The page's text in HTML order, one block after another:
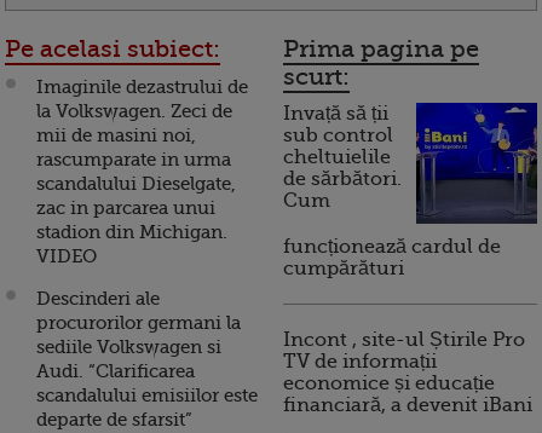
Pe acelasi subiect:
Imaginile dezastrului de
la Volkswagen. Zeci de
mii de masini noi,
rascumparate in urma
scandalului Dieselgate,
zac in parcarea unui
stadion din Michigan.
VIDEO
Descinderi ale
procurorilor germani la
sediile Volkswagen si
Audi. “Clarificarea
scandalului emisiilor este
departe de sfarsit”
Prima pagina pe
scurt:
Invață să ții
sub control
cheltuielile
de sărbători.
Cum
funcționează cardul de
cumpărături
Incont , site-ul Știrile Pro
TV de informații
economice și educație
financiară, a devenit iBani